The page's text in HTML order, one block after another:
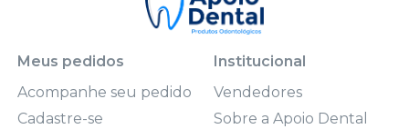
Meus pedidos
Acompanhe seu pedido
Cadastre-se
Institucional
Vendedores
Sobre a Apoio Dental